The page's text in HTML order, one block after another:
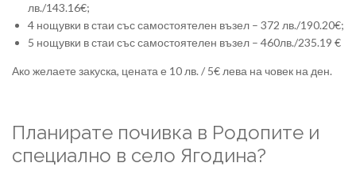
лв./143.16€;
4 нощувки в стаи със самостоятелен възел – 372 лв./190.20€;
5 нощувки в стаи със самостоятелен възел – 460лв./235.19 €
Ако желаете закуска, цената е 10 лв. / 5€ лева на човек на ден.
Планирате почивка в Родопите и
специално в село Ягодина?